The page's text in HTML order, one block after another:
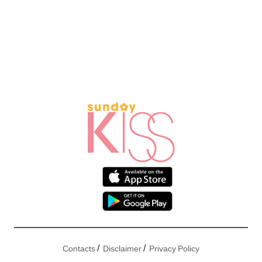
Contacts/ Disclaimer/ Privacy Policy